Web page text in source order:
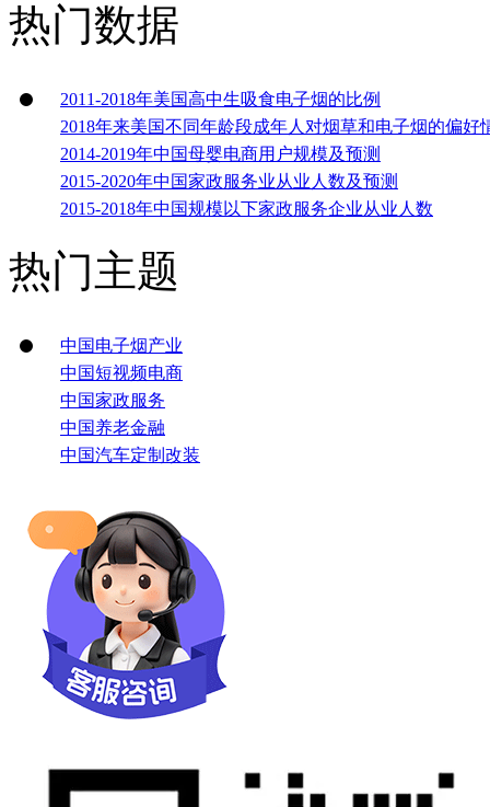
热门数据
2011-2018年美国高中生吸食电子烟的比例
2018年来美国不同年龄段成年人对烟草和电子烟的偏好
2014-2019年中国母婴电商用户规模及预测
2015-2020年中国家政服务业从业人数及预测
2015-2018年中国规模以下家政服务企业从业人数
热门主题
中国电子烟产业
中国短视频电商
中国家政服务
中国养老金融
中国汽车定制改装